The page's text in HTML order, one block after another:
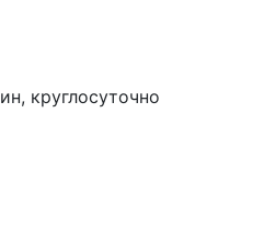
круглосуточно